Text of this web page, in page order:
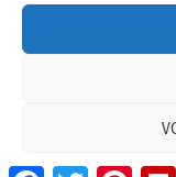
Les informations
informatif et